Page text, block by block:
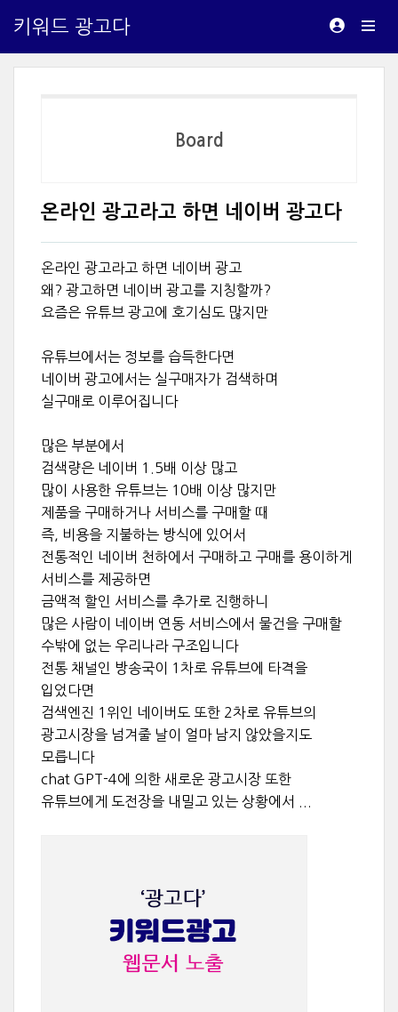
키워드 광고다
Board
온라인 광고라고 하면 네이버 광고다
온라인 광고라고 하면 네이버 광고
왜? 광고하면 네이버 광고를 지칭할까?
요즘은 유튜브 광고에 호기심도 많지만
유튜브에서는 정보를 습득한다면
네이버 광고에서는 실구매자가 검색하며
실구매로 이루어집니다
많은 부분에서
검색량은 네이버 1.5배 이상 많고
많이 사용한 유튜브는 10배 이상 많지만
제품을 구매하거나 서비스를 구매할 때
즉, 비용을 지불하는 방식에 있어서
전통적인 네이버 천하에서 구매하고 구매를 용이하게
서비스를 제공하면
금액적 할인 서비스를 추가로 진행하니
많은 사람이 네이버 연동 서비스에서 물건을 구매할
수밖에 없는 우리나라 구조입니다
전통 채널인 방송국이 1차로 유튜브에 타격을
입었다면
검색엔진 1위인 네이버도 또한 2차로 유튜브의
광고시장을 넘겨줄 날이 얼마 남지 않았을지도
모릅니다
chat GPT-4에 의한 새로운 광고시장 또한
유튜브에게 도전장을 내밀고 있는 상황에서 ...